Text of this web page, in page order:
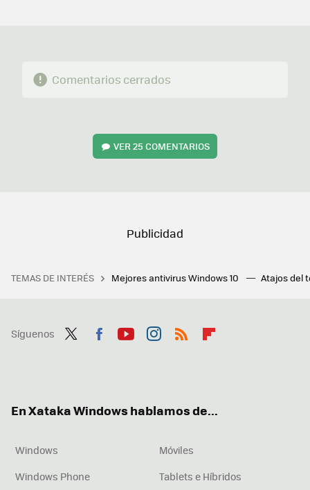
Comentarios cerrados
VER25 COMENTARIOS
TEMAS DE INTERÉS Mejores antivirus Windows 10 Atajos del
Síguenos
En Xataka Windows hablamos de...
Windows
Móviles
Windows Phone
Tablets e Híbridos